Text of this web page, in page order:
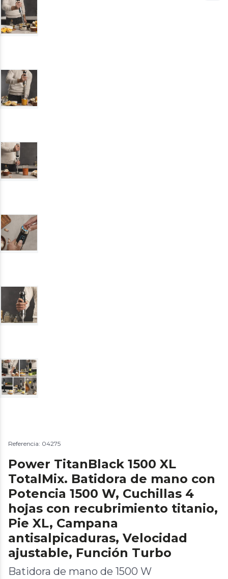
Referencia: 04275
Power TitanBlack 1500 XL
TotalMix. Batidora de mano con
Potencia 1500 W, Cuchillas 4
hojas con recubrimiento titanio,
Pie XL, Campana
antisalpicaduras, Velocidad
ajustable, Función Turbo
Batidora de mano de 1500 W